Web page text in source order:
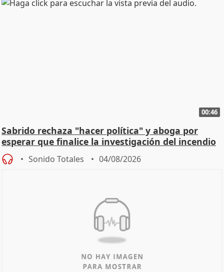
00:46
Sabrido rechaza "hacer política" y aboga por
esperar que finalice la investigación del incendio
Sonido Totales 04/08/2026